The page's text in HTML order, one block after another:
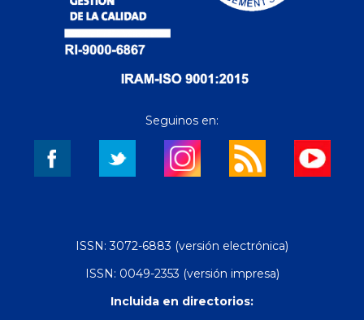
Seguinos en:
ISSN: 3072-6883 (versión electrónica)
ISSN: 0049-2353 (versión impresa)
Incluida en directorios: